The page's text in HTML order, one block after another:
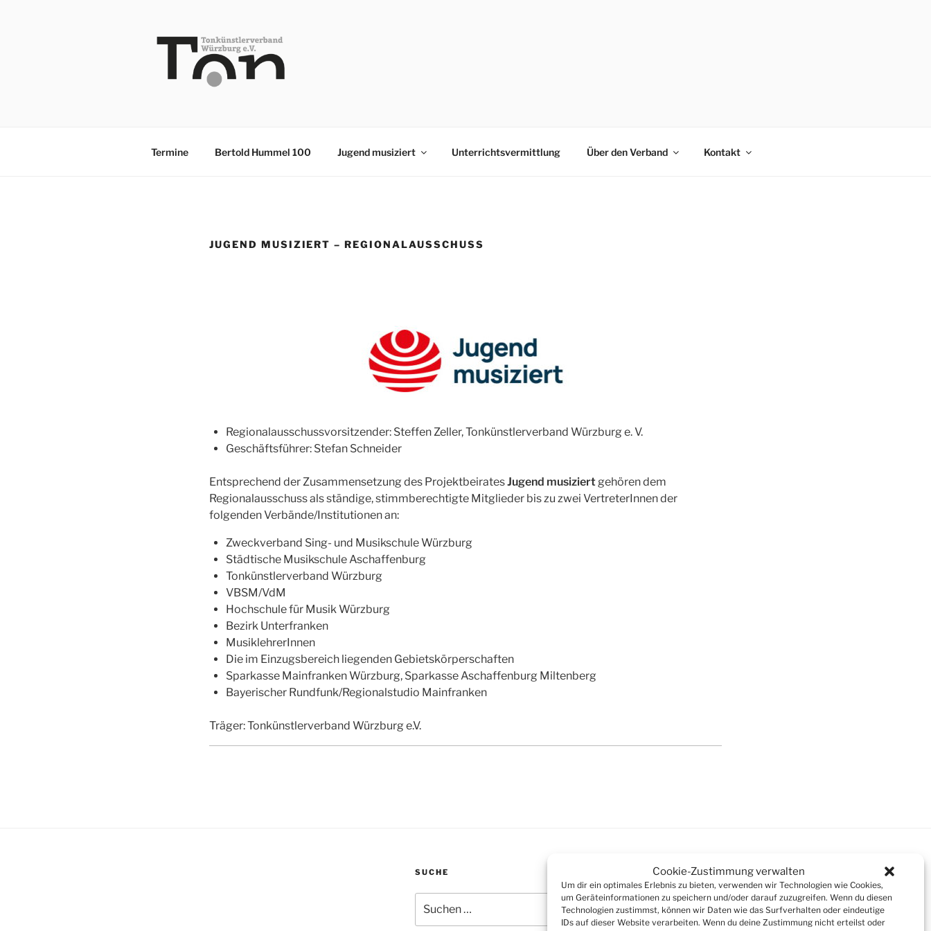
Cookie-Zustimmung verwalten
Um dir ein optimales Erlebnis zu bieten, verwenden wir Technologien wie Cookies,
um Geräteinformationen zu speichern und/oder darauf zuzugreifen. Wenn du diesen
Technologien zustimmst, können wir Daten wie das Surfverhalten oder eindeutige
IDs auf dieser Website verarbeiten. Wenn du deine Zustimmung nicht erteilst oder
Termine Bertold Hummel 100 Jugend musiziert Unterrichtsvermittlung Über den Verband Kontakt
JUGEND MUSIZIERT – REGIONALAUSSCHUSS
Regionalausschussvorsitzender: Steffen Zeller, Tonkünstlerverband Würzburg e. V.
Geschäftsführer: Stefan Schneider
Entsprechend der Zusammensetzung des ProjektbeiratesJugend musiziert gehören dem
Regionalausschuss als ständige, stimmberechtigte Mitglieder bis zu zwei VertreterInnen der
folgenden Verbände/Institutionen an:
Zweckverband Sing- und Musikschule Würzburg
Städtische Musikschule Aschaffenburg
Tonkünstlerverband Würzburg
VBSM/VdM
Hochschule für Musik Würzburg
Bezirk Unterfranken
MusiklehrerInnen
Die im Einzugsbereich liegenden Gebietskörperschaften
Sparkasse Mainfranken Würzburg, Sparkasse Aschaffenburg Miltenberg
Bayerischer Rundfunk/Regionalstudio Mainfranken
Träger: Tonkünstlerverband Würzburg e.V.
SUCHE
nach:
Suchen